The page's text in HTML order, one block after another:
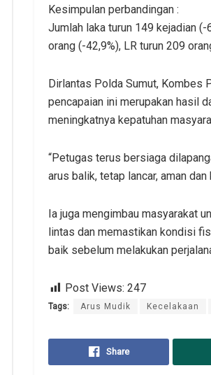
Kesimpulan perbandingan :
Jumlah laka turun 149 kejadian (-
orang (-42,9%), LR turun 209
Dirlantas Polda Sumut, Kombes
pencapaian ini merupakan hasil
meningkatnya kepatuhan
“Petugas terus bersiaga
arus balik, tetap lancar, aman
Ia juga mengimbau masyarakat
lintas dan memastikan kondisi
baik sebelum melakukan
Post Views: 247
Tags: Arus Mudik Kecelakaan
Share